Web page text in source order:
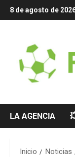
Saltar
al
8 de agosto de
LA AGENCIA
Inicio Noticias